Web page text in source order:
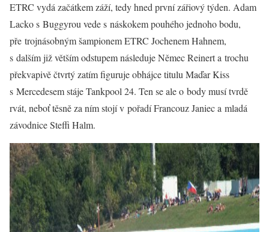
ETRC vydá začátkem záží, tedy hned první zářiový týden. Adam
Lacko s Buggyrou vede s náskokem pouhého jednoho bodu,
pře trojnásobným šampionem ETRC Jochenem Hahnem,
s dalším již větším odstupem následuje Němec Reinert a trochu
překvapivě čtvrtý zatím figuruje obhájce titulu Maďar Kiss
s Mercedesem stáje Tankpool 24. Ten se ale o body musí tvrdě
rvát, neboť těsně za ním stojí v pořadí Francouz Janiec a mladá
závodnice Steffi Halm.